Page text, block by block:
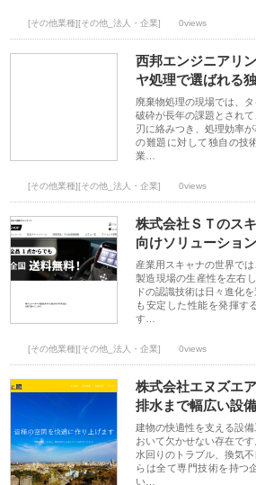
[その他業種][その他_法人・企業] 0views
西邦エンジニアリ
ヤ処理で選ばれる
廃棄物処理の現場では、
破砕が長年の課題とされ
刃に絡みつき、処理効率
の難題に対して独自の技
業…
[その他業種][その他_法人・企業] 0views
株式会社ＳＴのス
向けソリューショ
産業用スキャナの世界で
製造現場の生産性を左右
ドの認識技術は日々進化
も安定した性能を発揮す
す…
[その他業種][その他_法人・企業] 0views
株式会社エヌズエ
排水まで幅広い設
建物の快適性を支える設
おいて欠かせない存在で
水回りのトラブル、換気
らは全て専門技術を持つ
い…